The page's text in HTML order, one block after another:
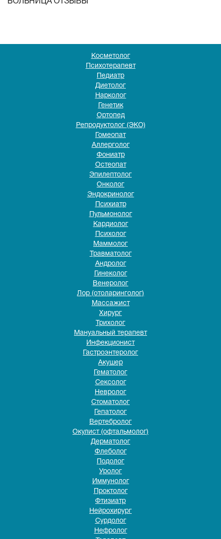
БОЛЬНИЦА ОТЗЫВЫ
Косметолог
Психотерапевт
Педиатр
Диетолог
Нарколог
Генетик
Ортопед
Репродуктолог (ЭКО)
Гомеопат
Аллерголог
Фониатр
Остеопат
Эпилептолог
Онколог
Эндокринолог
Психиатр
Пульмонолог
Кардиолог
Психолог
Маммолог
Травматолог
Андролог
Гинеколог
Венеролог
Лор (отоларинголог)
Массажист
Хирург
Трихолог
Мануальный терапевт
Инфекционист
Гастроэнтеролог
Акушер
Гематолог
Сексолог
Невролог
Стоматолог
Гепатолог
Вертебролог
Окулист (офтальмолог)
Дерматолог
Флеболог
Подолог
Уролог
Иммунолог
Проктолог
Фтизиатр
Нейрохирург
Сурдолог
Нефролог